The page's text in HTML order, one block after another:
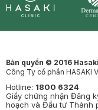
Bản quyền © 2016
Công Ty cổ phần HASAKI
Hotline: 1800 6324
Giấy chứng nhận Đăng
hoạch và Đầu tư Thành